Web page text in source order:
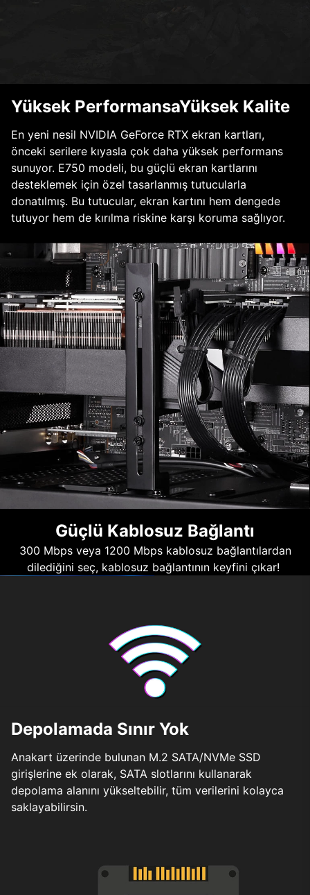
Yüksek PerformansaYüksek Kalite
En yeni nesil NVIDIA GeForce RTX ekran kartları,
önceki serilere kıyasla çok daha yüksek performans
sunuyor. E750 modeli, bu güçlü ekran kartlarını
desteklemek için özel tasarlanmış tutucularla
donatılmış. Bu tutucular, ekran kartını hem dengede
tutuyor hem de kırılma riskine karşı koruma sağlıyor.
Güçlü Kablosuz Bağlantı
300 Mbps veya 1200 Mbps kablosuz bağlantılardan
dilediğini seç, kablosuz bağlantının keyfini çıkar!
Depolamada Sınır Yok
Anakart üzerinde bulunan M.2 SATA/NVMe SSD
girişlerine ek olarak, SATA slotlarını kullanarak
depolama alanını yükseltebilir, tüm verilerini kolayca
saklayabilirsin.